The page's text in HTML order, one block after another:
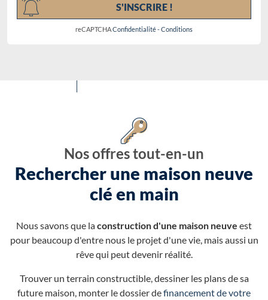
S'INSCRIRE !
reCAPTCHAConfidentialité-Conditions
Nos offres tout-en-un
Rechercher une maison neuve
clé en main
Nous savons que laconstruction d'une maison neuve est
pour beaucoup d'entre nous le projet d'une vie, mais aussi un
rêve qui peut devenir réalité.
Trouver un terrain constructible, dessiner les plans de sa
future maison, monter le dossier definancement de votre